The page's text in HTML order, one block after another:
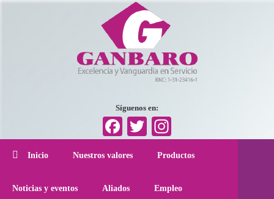
Síguenos en:
Facebook
Twitter
Inicio Nuestros valores Productos
Noticias y eventos Aliados Empleo